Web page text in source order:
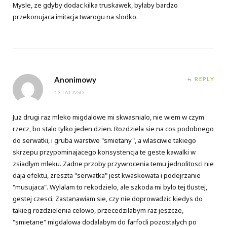
Mysle, ze gdyby dodac kilka truskawek, bylaby bardzo
przekonujaca imitacja twarogu na slodko.
Anonimowy
13 LAT AGO
REPLY
Juz drugi raz mleko migdalowe mi skwasnialo, nie wiem w czym
rzecz, bo stalo tylko jeden dzien. Rozdziela sie na cos podobnego
do serwatki, i gruba warstwe "smietany", a wlasciwie takiego
skrzepu przypominajacego konsystencja te geste kawalki w
zsiadlym mleku. Zadne przoby przywrocenia temu jednolitosci nie
daja efektu, zreszta "serwatka" jest kwaskowata i podejrzanie
"musujaca". Wylalam to rekodzielo, ale szkoda mi bylo tej tlustej,
gestej czesci. Zastanawiam sie, czy nie doprowadzic kiedys do
takieg rozdzielenia celowo, przecedzilabym raz jeszcze,
"smietane" migdalowa dodalabym do farfocli pozostalych po